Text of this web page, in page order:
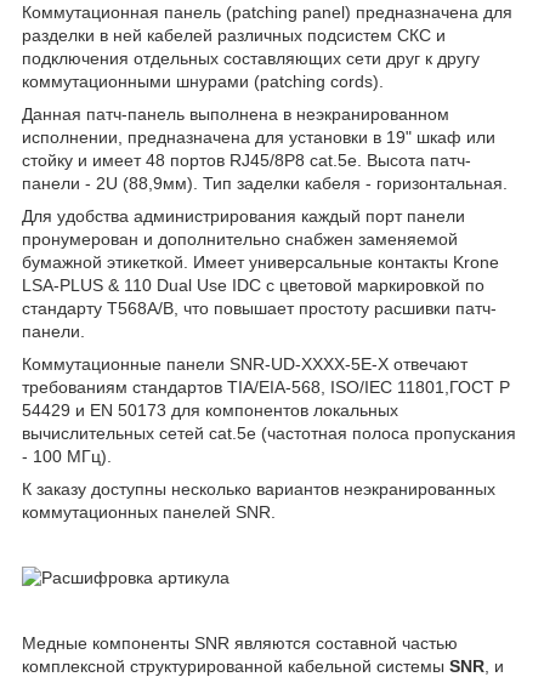
Коммутационная панель (patching panel) предназначена для
разделки в ней кабелей различных подсистем СКС и
подключения отдельных составляющих сети друг к другу
коммутационными шнурами (patching cords).
Данная патч-панель выполнена в неэкранированном
исполнении, предназначена для установки в 19" шкаф или
стойку и имеет 48 портов RJ45/8P8 cat.5е. Высота патч-
панели - 2U (88,9мм). Тип заделки кабеля - горизонтальная.
Для удобства администрирования каждый порт панели
пронумерован и дополнительно снабжен заменяемой
бумажной этикеткой. Имеет универсальные контакты Krone
LSA-PLUS & 110 Dual Use IDC с цветовой маркировкой по
стандарту T568A/B, что повышает простоту расшивки патч-
панели.
Коммутационные панели SNR-UD-XXXX-5E-X отвечают
требованиям стандартов TIA/EIA-568, ISO/IEC 11801,ГОСТ Р
54429 и EN 50173 для компонентов локальных
вычислительных сетей cat.5e (частотная полоса пропускания
- 100 МГц).
К заказу доступны несколько вариантов неэкранированных
коммутационных панелей SNR.
Медные компоненты SNR являются составной частью
комплексной структурированной кабельной системы SNR , и